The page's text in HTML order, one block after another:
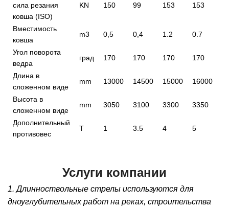
сила резания
ковша (ISO)
KN 150 99 153 153
Вместимость
ковша
m3 0,5 0,4 1.2 0.7
Угол поворота
ведра
град 170 170 170 170
Длина в
сложенном виде
mm 13000 14500 15000 16000
Высота в
сложенном виде
mm 3050 3100 3300 3350
Дополнительный
противовес
T 1 3.5 4 5
Услуги компании
1. Длинноствольные стрелы используются для
дноуглубительных работ на реках, строительства